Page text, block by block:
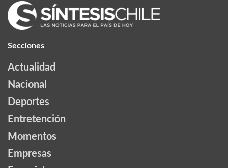
Secciones
Actualidad
Nacional
Deportes
Entretención
Momentos
Empresas